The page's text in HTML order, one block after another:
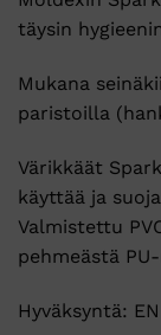
täysin
Mukana
paristoilla
Värikkäät
käyttää ja
Valmistettu
pehmeästä
Hyväksyntä: